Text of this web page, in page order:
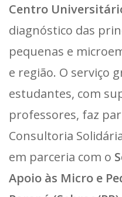
Centro
diagnóstico das
pequenas e
e região. O serviço
estudantes, com
professores, faz
Consultoria
em parceria com o
Apoio às Micro e